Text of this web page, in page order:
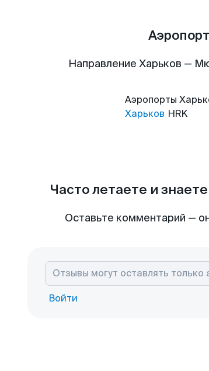
Направление Харьков —
Аэропорты
Харьков HRK
Часто летаете и
Оставьте комментарий —
Войти